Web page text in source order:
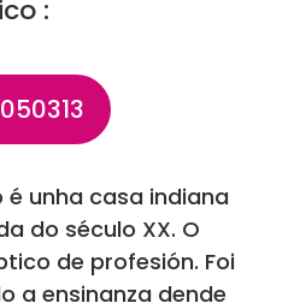
:
unha casa indiana
do século XX. O
de profesión. Foi
a ensinanza dende